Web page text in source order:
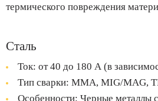
термического повреждения
Сталь
Ток: от 40 до 180 А (в
Тип сварки: MMA, MIG/MAG,
Особенности: Черные металлы